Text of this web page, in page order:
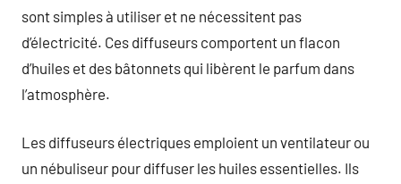
sont simples à utiliser et ne nécessitent pas
d’électricité. Ces diffuseurs comportent un flacon
d’huiles et des bâtonnets qui libèrent le parfum dans
l’atmosphère.
Les diffuseurs électriques emploient un ventilateur ou
un nébuliseur pour diffuser les huiles essentielles. Ils